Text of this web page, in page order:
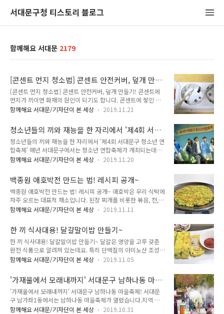
서대문구청 티스토리 블로그
함께해요 서대문 2179
[콘센트 먼지 청소법] 콘센트 안전커버, 덮개 만들
기
[콘센트 먼지 청소법] 콘센트 안전커버, 덮개 만들기! 콘센트에
먼지가 끼이면 화재의 원인이 되기도 합니다. 콘센트에 쌓인 먼
지 어떻게 청소하면 좋을까요?게다가 어린 아이들이 있는 집이
데, 전자파를 막기 위해서도 콘센트 덮개가 필요합니다. 오늘은
페트병을 재활용하여 콘센트 안전커버(덮개)를 만들어 볼게요.
준비물 페트병 1개, 가위, 칼, 라이터 등 집에서 흔히 볼 수 있는
먼지가 잔뜩 끼여있는 콘센트입니다. 청소 전에 반드시 전원 플
러그를 빼고 하셔야 하는거 아시죠?!!!! 먼저 콘센트에 끼여 있는
니다. 면봉이 이렇게 까매졌어요. 면봉으로 청소 후 깨끗해진 콘
센트입니다. 시간도 오래걸..
함께해요 서대문/기자단이 본 세상 2019.11.21
청소년들의 끼와 재능을 한 자리에서 '제4회 서대
문구 청소년 연합축제'
청소년들의 끼와 재능을 한 자리에서 '제4회 서대문구 청소년 연
합축제' 매년 서대문구에서는 청소년 연합축제가 개최되는데요.
올해는 예년과는 달리 서대문구 뿐만 아니라 서초구, 은평구, 영
자리에 모여 더욱 뜻깊은 행사가 개최되었습니다. 이번 청소년
연합축제에서는 '10대의 감성을 터뜨려라 Bursteen'이라는 주
제로 총 다섯 가지 테마의 60개 체험부스에서 청소년들의 다양
한 끼와 재능을 발휘할 수 있었습니다. 서대문구청 입구에 들어
서면 이처럼 카드를 하나 받을 수 있었습니다. 60개의 체험부스
교환을 해주는 방식으로 행사가 진행되었습니다. 직접 인절미를
만들어서 먹을 수 있는 인절미 ..
함께해요 서대문/기자단이 본 세상 2019.11.20
백종원 애호박전 만드는 법! 레시피 공개~
백종원 애호박전 만드는 법! 레시피 공개~ 애호박은 우리 식탁에
자주 오르는 대표적 채소입니다. 된장 찌개를 비롯한 볶음, 전,
무침, 죽, 국수의 고명 등으로 쓰임새가 다양한데요. 애호박이 좋
잘 되기 때문에 위궤양 환자도 쉽게 먹을 수 있고, 아이들 영양식
이나 이유식으로도 좋아요! 또 애호박 씨에 들어있는 레시틴 성
분은 치매 예방과 두뇌 개발에 도움이 되는 것으로 알려져 있답
니다. 애호박을 고를 때에는 연두색이면서 작고 윤기가 흐르며
꼭지가 마르지 않은 것이 좋아요. 그리고 꼭지 주변이 들어가 있
백종원 애호박전을 만들어 보겠습니다. 어렵지 않아요. TONG지
기와 함께 해볼까요 :)..
함께해요 서대문/기자단이 본 세상 2019.11.11
한 끼 식사대용! 달걀말이밥 만들기~
한 끼 식사대용! 달걀말이밥 만들기~ 달걀은 영양을 고루 갖춘
완전 식품으로 알려져 있는데요. 특히 단백질의 아미노산 조성은
영양학적으로 가장 이상적이라고 해도 과언이 아니죠. 흰자는 단
강한 성인은 하루에 달걀 한 개씩을 먹어주면 좋아요. 오늘은 최
고의 요리비결 정미경 셰프님의 달걀말이밥을 만들어 보겠습니
다, 달걀말이밥 만들기 재료 달걀 5개, 밥 200g, 당근 50g, 양파
50g, 쪽파 30g, 소금 약간, 청주 1큰술, 후춧가루 약간, 참기름 1
작은술, 통깨1/3작은술, 토마토케첩 약간 등 먼저 그릇에 달걀 5
함께해요 서대문/기자단이 본 세상 2019.11.05
'가재울에서 모래내까지' 서대문구 남하나동 마을
축제!
'가재울에서 모래내까지' 서대문구 남하나동 마을축제! 서대문
구 남가좌1동에서는 남하나동 마을축제가 열렸습니다.지역 주
민들이 주도적으로 축제를 주최하고 주민들간 문화 교류를 이끌
함께해요 서대문/기자단이 본 세상 2019.10.31